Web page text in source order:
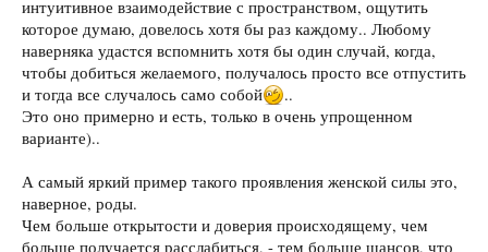
интуитивное взаимодействие с пространством, ощутить
которое думаю, довелось хотя бы раз каждому.. Любому
наверняка удастся вспомнить хотя бы один случай, когда,
чтобы добиться желаемого, получалось просто все отпустить
и тогда все случалось само собой
..
Это оно примерно и есть, только в очень упрощенном
варианте)..
А самый яркий пример такого проявления женской силы это,
наверное, роды.
Чем больше открытости и доверия происходящему, чем
больше получается расслабиться, - тем больше шансов, что